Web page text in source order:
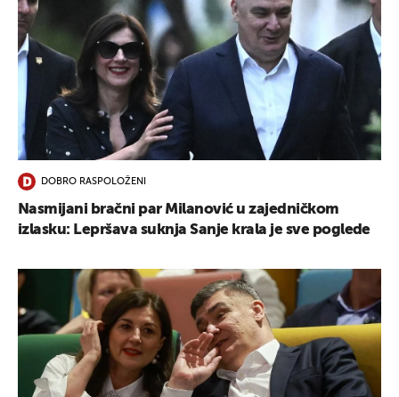
DOBRO RASPOLOŽENI
Nasmijani bračni par Milanović u zajedničkom
izlasku: Lepršava suknja Sanje krala je sve poglede